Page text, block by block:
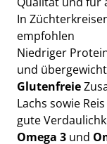
In
empfohlen
Niedriger
und
Glutenfreie
Lachs sowie
gute
Omega 3 und